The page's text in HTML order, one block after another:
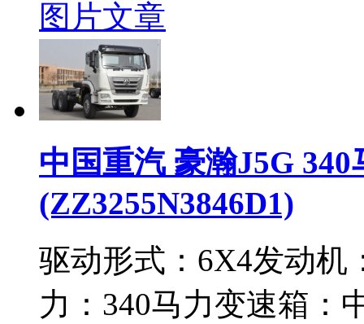
图片文章
中国重汽 豪瀚J5G
(ZZ3255N3846D1)
驱动形式： 6X4发动机
力： 340马力变速箱：